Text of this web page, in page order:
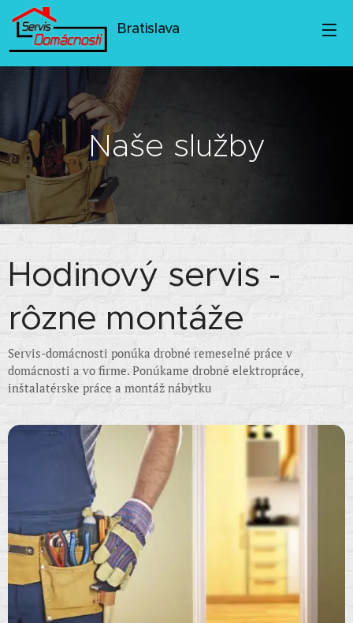
Bratislava
Naše služby
Hodinový servis -
rôzne montáže
Servis-domácnosti ponúka drobné remeselné práce v
domácnosti a vo firme. Ponúkame drobné elektropráce,
inštalatérske práce a montáž nábytku